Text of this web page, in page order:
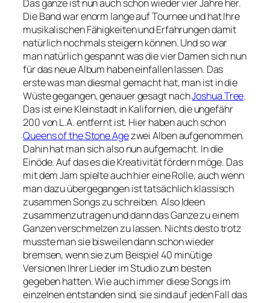
Das ganze ist nun auch schon wieder vier Jahre her.
Die Band war enorm lange auf Tournee und hat Ihre
musikalischen Fähigkeiten und Erfahrungen damit
natürlich nochmals steigern können. Und so war
man natürlich gespannt was die vier Damen sich nun
für das neue Album haben einfallen lassen. Das
erste was man diesmal gemacht hat, man ist in die
Wüste gegangen, genauer gesagt nachJoshua Tree.
Das ist eine Kleinstadt in Kalifornien, die ungefähr
200 von L.A. entfernt ist. Hier haben auch schon
Queens of the Stone Agezwei Alben aufgenommen.
Dahin hat man sich also nun aufgemacht. In die
Einöde. Auf das es die Kreativität fördern möge. Das
mit dem Jam spielte auch hier eine Rolle, auch wenn
man dazu übergegangen ist tatsächlich klassisch
zusammen Songs zu schreiben. Also Ideen
zusammenzutragen und dann das Ganze zu einem
Ganzen verschmelzen zu lassen. Nichts desto trotz
musste man sie bisweilen dann schon wieder
bremsen, wenn sie zum Beispiel 40 minütige
Versionen Ihrer Lieder im Studio zum besten
gegeben hatten. Wie auch immer diese Songs im
einzelnen entstanden sind, sie sind auf jeden Fall das